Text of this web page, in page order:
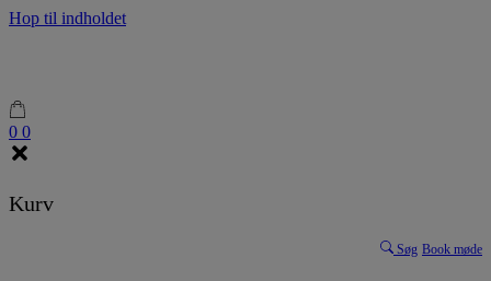
Hop til indholdet
0 0
Kurv
Søg Book møde